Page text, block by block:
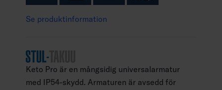
Se produktinformation
Keto Pro är en mångsidig universalarmatur
med IP54-skydd. Armaturen är avsedd för